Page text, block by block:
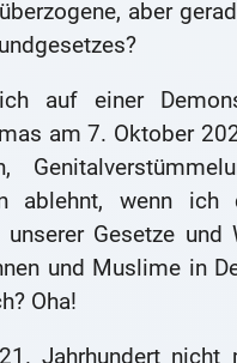
aber
auf einer
am 7. Oktober
ablehnt, wenn
Gesetze und
und Muslime in
Oha!
Jahrhundert nicht